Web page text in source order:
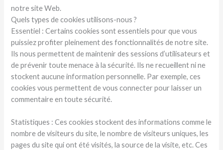
notre site Web.
Quels types de cookies utilisons-nous ?
Essentiel : Certains cookies sont essentiels pour que vous
puissiez profiter pleinement des fonctionnalités de notre site.
Ils nous permettent de maintenir des sessions d’utilisateurs et
de prévenir toute menace à la sécurité. Ils ne recueillent ni ne
stockent aucune information personnelle. Par exemple, ces
cookies vous permettent de vous connecter pour laisser un
commentaire en toute sécurité.
Statistiques : Ces cookies stockent des informations comme le
nombre de visiteurs du site, le nombre de visiteurs uniques, les
pages du site qui ont été visités, la source de la visite, etc. Ces